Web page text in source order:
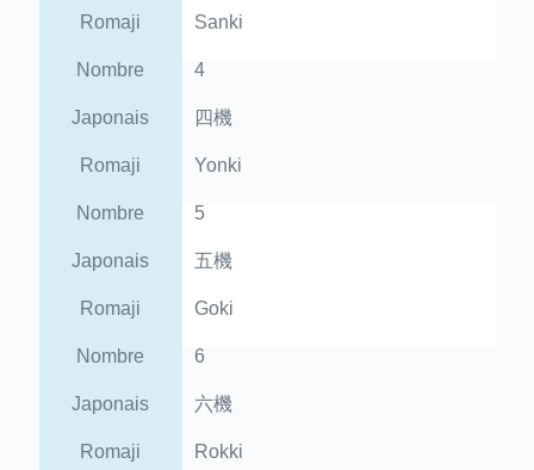
Romaji Sanki
Nombre 4
Japonais 四機
Romaji Yonki
Nombre 5
Japonais 五機
Romaji Goki
Nombre 6
Japonais 六機
Romaji Rokki